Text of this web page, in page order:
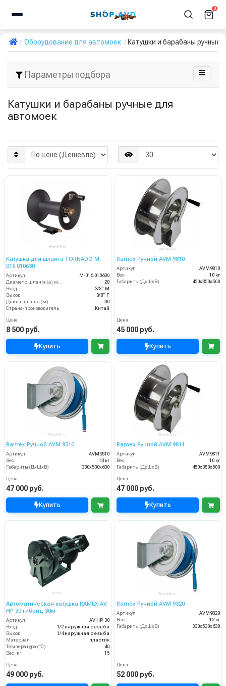
0
Оборудование для автомоек Катушки и барабаны ручные
Параметры подбора
Катушки и барабаны ручные для
автомоек
Катушка для шланга TORNADO M-
016.010630
Артикул
M-016.010630
20
Вход
3/8" M
Выход
3/8" F
Длина шланга (м)
30
Страна-производитель
Китай
Цена
8 500 руб.
Купить
Ramex Ручной AVM 9810
Артикул
AVM9810
Вес
10 кг
Габариты (ДхШхВ)
450x350x500
Цена
45 000 руб.
Купить
Ramex Ручной AVM 9510
Артикул
AVM9510
Вес
13 кг
Габариты (ДхШхВ)
330x530x630
Цена
47 000 руб.
Купить
Ramex Ручной AVM 9811
Артикул
AVM9811
Вес
10 кг
Габариты (ДхШхВ)
450x350x500
Цена
47 000 руб.
Купить
Автоматическая катушка RAMEX AV
HP 30 гибрид 30м
Артикул
AV HP 30
Вход
1/2 наружная резьба
Выход
1/4 наружная резьба
Материал
пластик
Температура (°C)
40
Вес, кг
15
Цена
49 000 руб.
Ramex Ручной AVM 9320
Артикул
AVM9320
Вес
12 кг
Габариты (ДхШхВ)
330x530x630
Цена
52 000 руб.